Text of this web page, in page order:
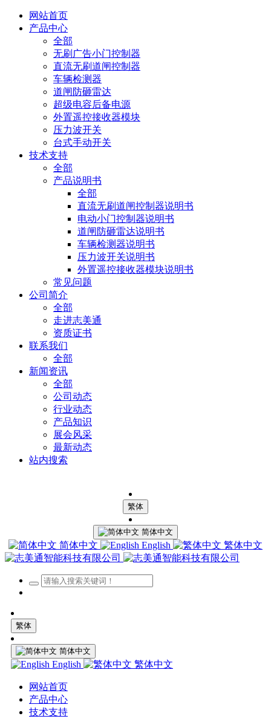
网站首页
产品中心
全部
无刷广告小门控制器
直流无刷道闸控制器
车辆检测器
道闸防砸雷达
超级电容后备电源
外置遥控接收器模块
压力波开关
台式手动开关
技术支持
全部
产品说明书
全部
直流无刷道闸控制器说明书
电动小门控制器说明书
道闸防砸雷达说明书
车辆检测器说明书
压力波开关说明书
外置遥控接收器模块说明书
常见问题
公司简介
全部
走进志美通
资质证书
联系我们
全部
新闻资讯
全部
公司动态
行业动态
产品知识
展会风采
最新动态
站内搜索
繁体
简体中文
简体中文 English 繁体中文
繁体
简体中文
English 繁体中文
网站首页
产品中心
技术支持